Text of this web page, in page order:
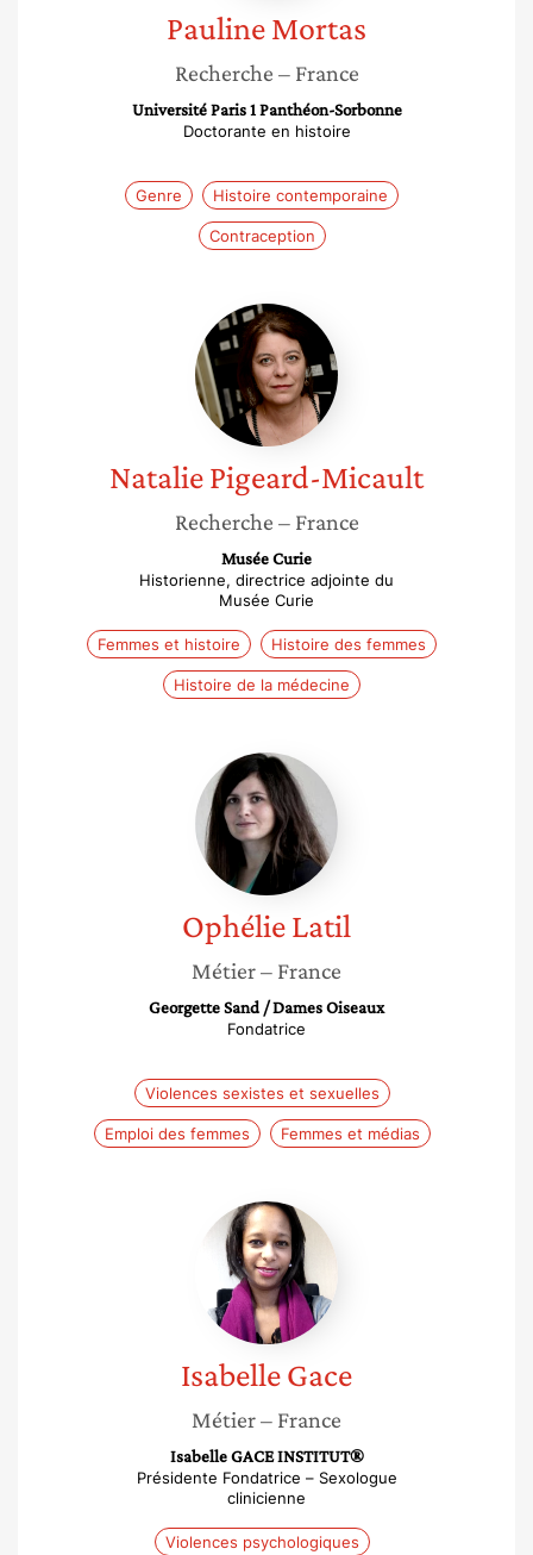
PaulineMortas
Recherche – France
Université Paris 1 Panthéon-Sorbonne
Doctorante en histoire
Genre Histoire contemporaine
Contraception
Natalie
Pigeard-
Micault
NataliePigeard-Micault
Recherche – France
Musée Curie
Historienne, directrice adjointe du
Musée Curie
Femmes et histoire Histoire des femmes
Histoire de la médecine
Ophélie
Latil
OphélieLatil
Métier– France
Georgette Sand / Dames Oiseaux
Fondatrice
Violences sexistes et sexuelles
Emploi des femmes Femmes et médias
Isabelle
Gace
IsabelleGace
Métier– France
Isabelle GACE INSTITUT®
Présidente Fondatrice – Sexologue
clinicienne
Violences psychologiques